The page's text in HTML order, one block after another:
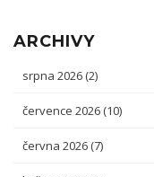
ARCHIVY
srpna 2026 (2)
července 2026 (10)
června 2026 (7)